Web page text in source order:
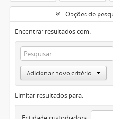
Opções de
Encontrar resultados com:
Adicionar novo critério
Limitar resultados para: